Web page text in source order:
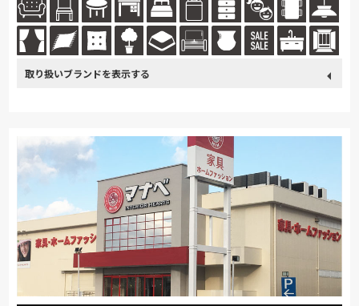
飛騨の家具 Sealy SIMMONS 浜本工芸 冨士ファニチア
小島工芸 綾野製作所
TEMPUR Stressless HTLワタリジャパン
サンゲツ MASTERWAL PARAMOUNT BED
イバタインテリア 大雪木工
シラカワ MARUICHI NeoDesign